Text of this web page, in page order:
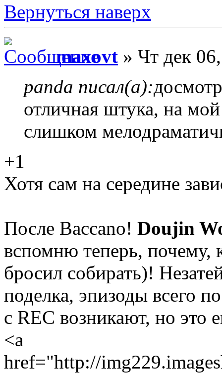
Вернуться наверх
maxovt » Чт дек
panda писал(а):
отличная штука, на
слишком
+1
Хотя сам на середине
После Baccano! Doujin
вспомню теперь, почему,
бросил собирать)!
поделка, эпизоды всего
с REC возникают, но это
<a
href="http://